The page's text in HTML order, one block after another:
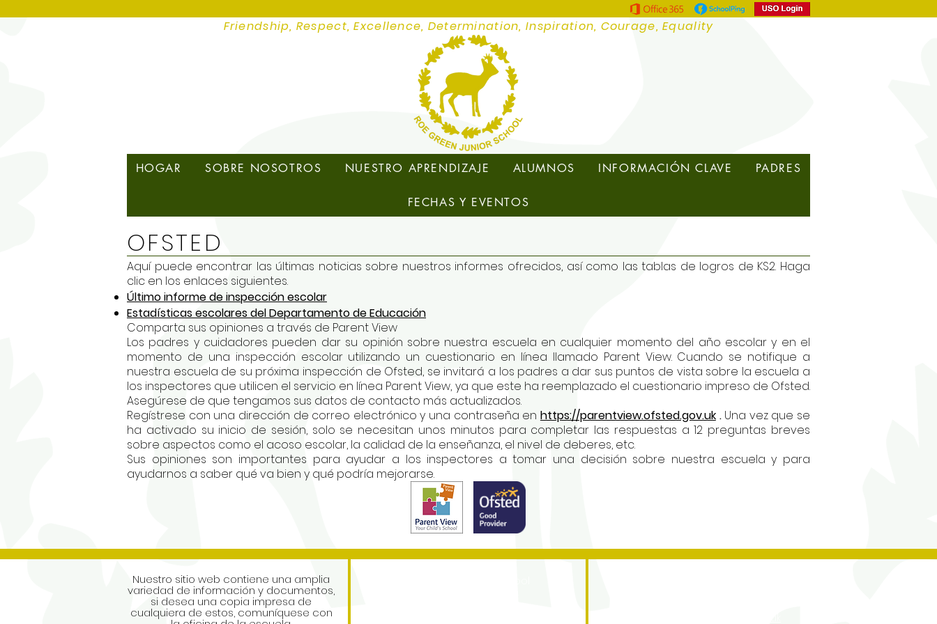
Friendship, Respect, Excellence, Determination, Inspiration, Courage, Equality
HOGAR SOBRE NOSOTROS NUESTRO APRENDIZAJE ALUMNOS INFORMACIÓN CLAVE PADRES
FECHAS Y EVENTOS
OFSTED
Aquí puede encontrar las últimas noticias sobre nuestros informes ofrecidos, así como las tablas de logros de KS2. Haga
clic en los enlaces siguientes.
Último informe de inspección escolar
Estadísticas escolares del Departamento de Educación
Comparta sus opiniones a través de Parent View
Los padres y cuidadores pueden dar su opinión sobre nuestra escuela en cualquier momento del año escolar y en el
momento de una inspección escolar utilizando un cuestionario en línea llamado Parent View. Cuando se notifique a
nuestra escuela de su próxima inspección de Ofsted, se invitará a los padres a dar sus puntos de vista sobre la escuela a
los inspectores que utilicen el servicio en línea Parent View, ya que este ha reemplazado el cuestionario impreso de Ofsted.
Asegúrese de que tengamos sus datos de contacto más actualizados.
Regístrese con una dirección de correo electrónico y una contraseña en https://parentview.ofsted.gov.uk.Una vez que se
ha activado su inicio de sesión, solo se necesitan unos minutos para completar las respuestas a 12 preguntas breves
sobre aspectos como el acoso escolar, la calidad de la enseñanza, el nivel de deberes, etc.
Sus opiniones son importantes para ayudar a los inspectores a tomar una decisión sobre nuestra escuela y para
ayudarnos a saber qué va bien y qué podría mejorarse.
Nuestro sitio web contiene una amplia
variedad de información y documentos,
si desea una copia impresa de
cualquiera de estos, comuníquese con